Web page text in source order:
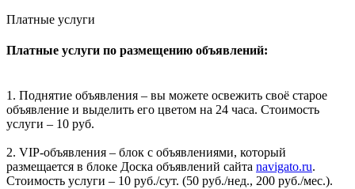
Платные услуги
Платные услуги по размещению объявлений:
1. Поднятие объявления – вы можете освежить своё старое
объявление и выделить его цветом на 24 часа. Стоимость
услуги – 10 руб.
2. VIP-объявления – блок с объявлениями, который
размещается в блоке Доска объявлений сайта navigato.ru.
Стоимость услуги – 10 руб./сут. (50 руб./нед., 200 руб./мес.).